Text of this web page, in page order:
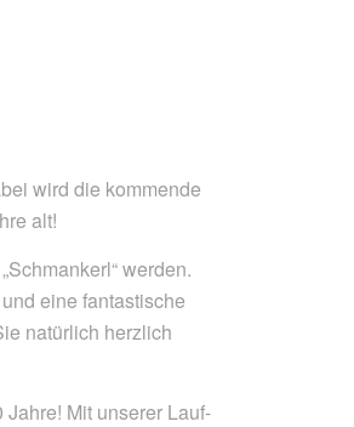
wird die kommende
alt!
werden.
eine fantastische
natürlich herzlich
Mit unserer Lauf-